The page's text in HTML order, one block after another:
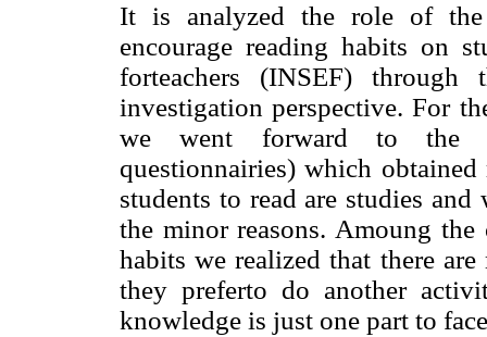
It is analyzed the role of the
encourage reading habits on
forteachers (INSEF) through
investigation perspective. For
we went forward to the
questionnairies) which
students to read are studies
the minor reasons. Amoung
habits we realized that there
they preferto do another
knowledge is just one part to